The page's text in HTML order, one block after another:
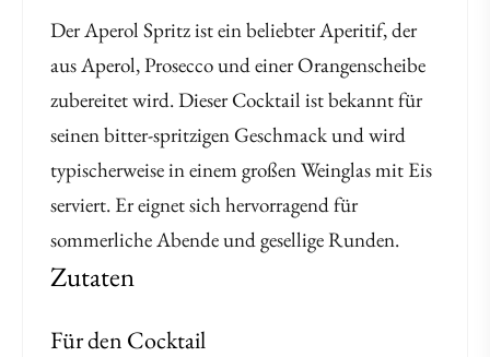
Der Aperol Spritz ist ein beliebter Aperitif, der
aus Aperol, Prosecco und einer Orangenscheibe
zubereitet wird. Dieser Cocktail ist bekannt für
seinen bitter-spritzigen Geschmack und wird
typischerweise in einem großen Weinglas mit Eis
serviert. Er eignet sich hervorragend für
sommerliche Abende und gesellige Runden.
Zutaten
Für den Cocktail